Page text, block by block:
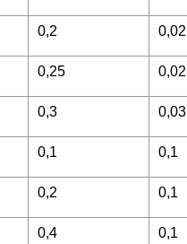
0,2 0,02
0,25 0,02
0,3 0,03
0,1 0,1
0,2 0,1
0,4 0,1